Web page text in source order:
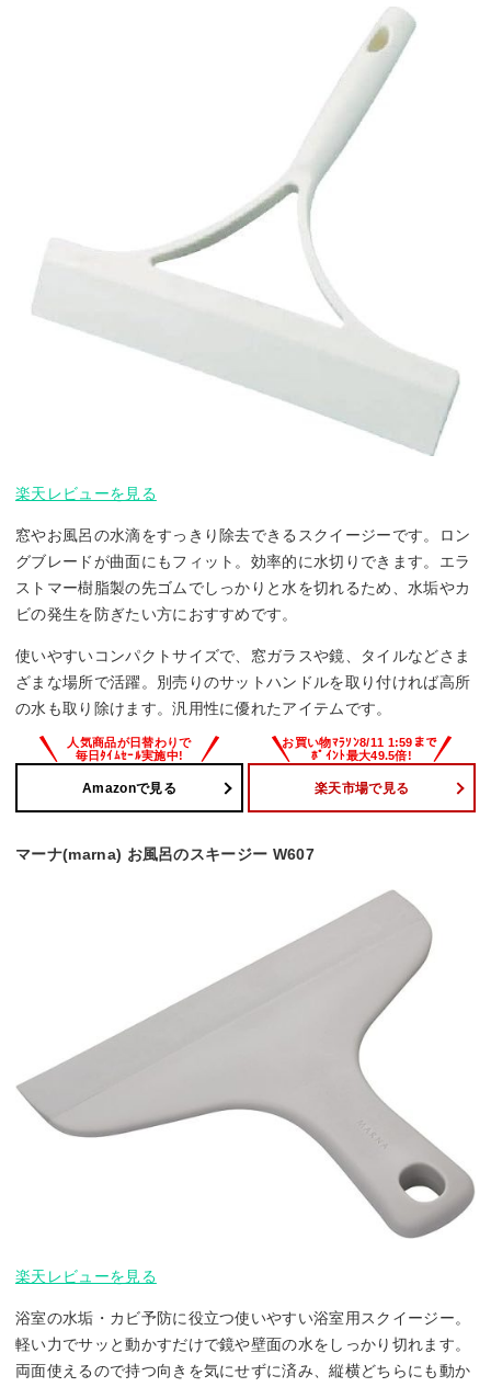
楽天レビューを見る
窓やお風呂の水滴をすっきり除去できるスクイージーです。ロン
グブレードが曲面にもフィット。効率的に水切りできます。エラ
ストマー樹脂製の先ゴムでしっかりと水を切れるため、水垢やカ
ビの発生を防ぎたい方におすすめです。
使いやすいコンパクトサイズで、窓ガラスや鏡、タイルなどさま
ざまな場所で活躍。別売りのサットハンドルを取り付ければ高所
の水も取り除けます。汎用性に優れたアイテムです。
Amazonで見る 楽天市場で見る
マーナ(marna) お風呂のスキージー W607
楽天レビューを見る
浴室の水垢・カビ予防に役立つ使いやすい浴室用スクイージー。
軽い力でサッと動かすだけで鏡や壁面の水をしっかり切れます。
両面使えるので持つ向きを気にせずに済み、縦横どちらにも動か